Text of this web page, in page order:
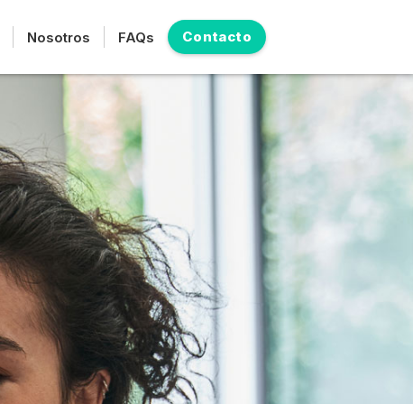
Nosotros FAQs Contacto